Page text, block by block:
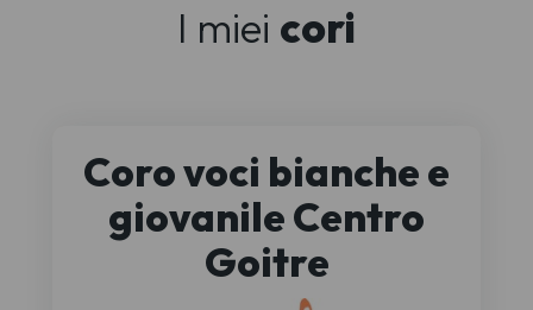
I miei cori
Coro voci bianche e
giovanile Centro
Goitre